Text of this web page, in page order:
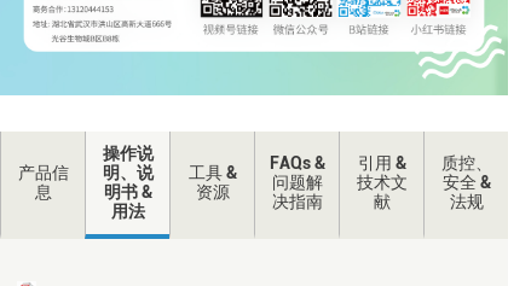
产品信
息
操作说
明、说
明书 &
用法
工具 &
资源
FAQs &
问题解
决指南
引用 &
技术文
献
质控、
安全 &
法规